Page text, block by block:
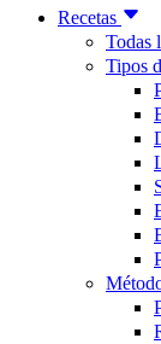
Recetas
Todas
Tipos